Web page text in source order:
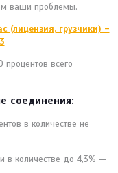
ваши проблемы.
(лицензия, грузчики) –
процентов всего
соединения:
в количестве не
в количестве до 4,3% —